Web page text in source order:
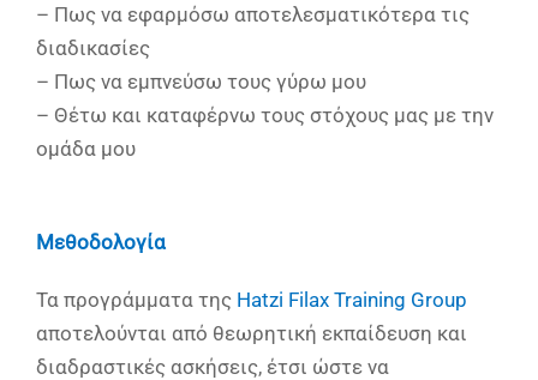
– Πως να εφαρμόσω αποτελεσματικότερα τις
διαδικασίες
– Πως να εμπνεύσω τους γύρω μου
– Θέτω και καταφέρνω τους στόχους μας με την
ομάδα μου
Μεθοδολογία
Τα προγράμματα της Hatzi Filax Training Group
αποτελούνται από θεωρητική εκπαίδευση και
διαδραστικές ασκήσεις, έτσι ώστε να